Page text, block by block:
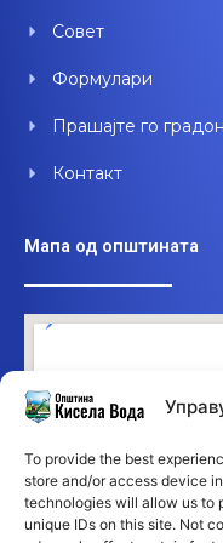
To provide the best
store and/or access device
technologies will allow us to
unique IDs on this site. Not
Совет
Формулари
Прашајте го
Контакт
Мапа од општината